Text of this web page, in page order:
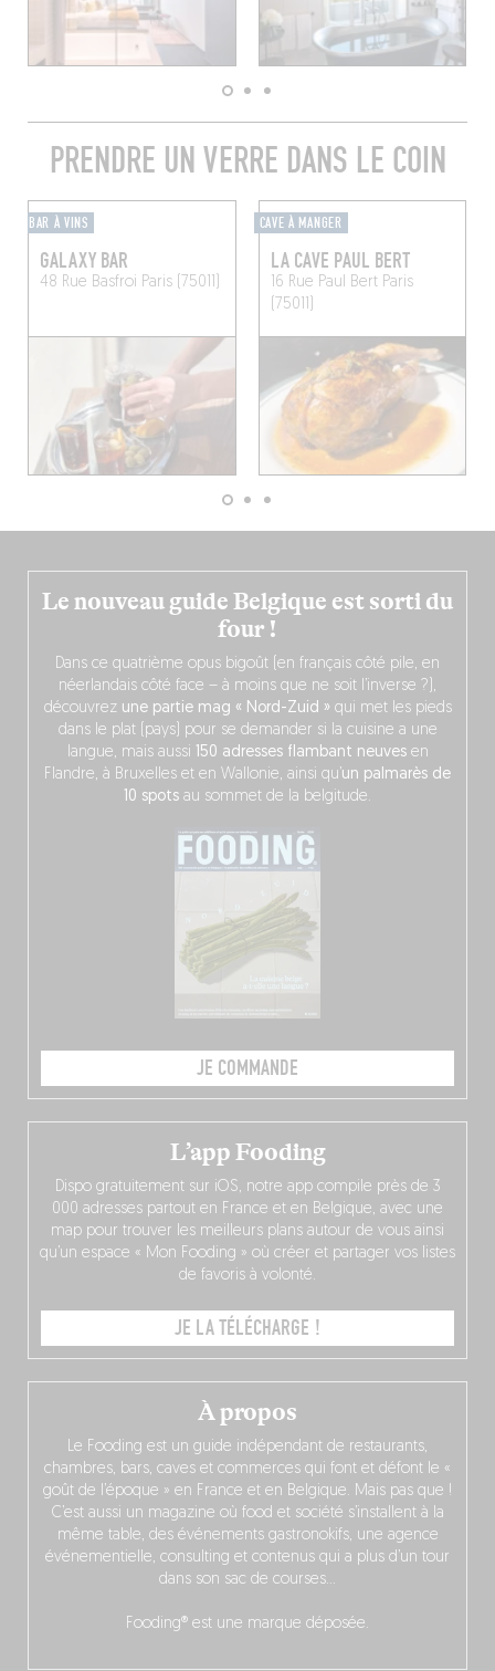
PRENDRE UN VERRE DANS LE COIN
BAR À VINS
GALAXY BAR
48 Rue Basfroi Paris (75011)
CAVE À MANGER
LA CAVE PAUL BERT
16 Rue Paul BertParis
(75011)
Le nouveau guide Belgique est sorti du
four !
Dans ce quatrième opus bigoût (en français côté pile, en
néerlandais côté face – à moins que ne soit l’inverse ?),
découvrez une partie mag « Nord-Zuid » qui met les pieds
dans le plat (pays) pour se demander si la cuisine a une
langue, mais aussi 150 adresses flambant neuvesen
Flandre, à Bruxelles et en Wallonie, ainsi qu’un palmarès de
10 spots au sommet de la belgitude.
JE COMMANDE
À propos
Le Fooding est un guide indépendant de restaurants,
chambres, bars, caves et commerces qui font et défont le «
goût de l’époque » en France et en Belgique. Mais pas que !
C’est aussi un magazine où food et société s’installent à la
même table, des événements gastronokifs, une agence
événementielle, consulting et contenus qui a plus d’un tour
dans son sac de courses…
Fooding® est une marque déposée.
L’app Fooding
Dispo gratuitement sur iOS, notre app compile près de 3
000 adresses partout en France et en Belgique, avec une
map pour trouver les meilleurs plans autour de vous ainsi
qu’un espace « Mon Fooding » où créer et partager vos listes
de favoris à volonté.
JE LA TÉLÉCHARGE !